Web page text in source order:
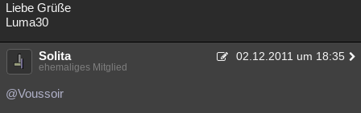
Liebe Grüße
Luma30
Solita 02.12.2011 um 18:35
ehemaliges Mitglied
@Voussoir